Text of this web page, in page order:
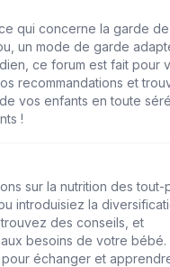
qui concerne la garde
un mode de garde
ce forum est fait pour
recommandations et
vos enfants en toute
!
sur la nutrition des tout-
introduisiez la
des conseils, et
besoins de votre bébé.
échanger et